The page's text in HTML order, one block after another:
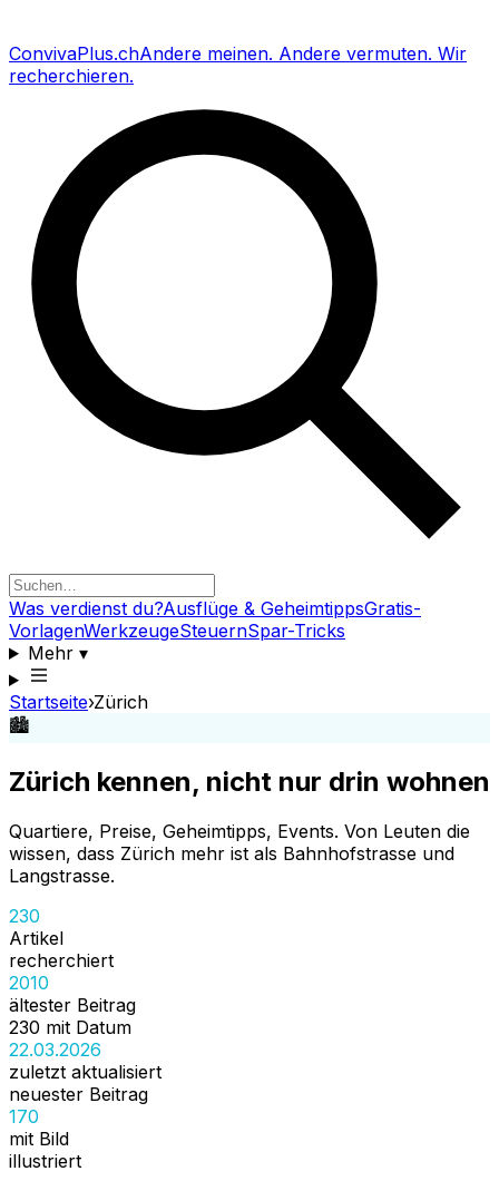
ConvivaPlus.chAndere meinen. Andere vermuten. Wir
recherchieren.
Was verdienst du?Ausflüge & GeheimtippsGratis-
VorlagenWerkzeugeSteuernSpar-Tricks
Mehr▾
Startseite›Zürich
🏙️
Zürich kennen, nicht nur drin wohnen
Quartiere, Preise, Geheimtipps, Events. Von Leuten die
wissen, dass Zürich mehr ist als Bahnhofstrasse und
Langstrasse.
230
Artikel
recherchiert
2010
ältester Beitrag
230 mit Datum
22.03.2026
zuletzt aktualisiert
neuester Beitrag
170
mit Bild
illustriert